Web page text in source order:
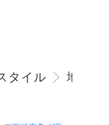
タイル 地域情